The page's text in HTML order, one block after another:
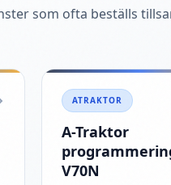
som ofta beställs
ATRAKTOR
A-Traktor
V70N